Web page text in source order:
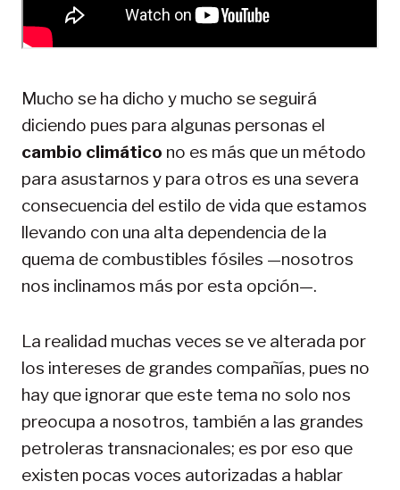
Mucho se ha dicho y mucho se seguirá
diciendo pues para algunas personas el
cambio climático no es más que un método
para asustarnos y para otros es una severa
consecuencia del estilo de vida que estamos
llevando con una alta dependencia de la
quema de combustibles fósiles —nosotros
nos inclinamos más por esta opción—.
La realidad muchas veces se ve alterada por
los intereses de grandes compañías, pues no
hay que ignorar que este tema no solo nos
preocupa a nosotros, también a las grandes
petroleras transnacionales; es por eso que
existen pocas voces autorizadas a hablar